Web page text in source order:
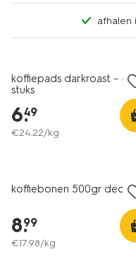
afhalen
koffiepads darkroast - 40
stuks
6.
49
€24.22/kg
koffiebonen 500gr
8.
99
€17.98/kg